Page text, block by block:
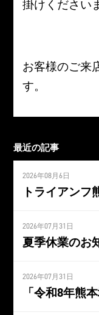
掛けください
お客様のご来
す。
最近の記事
2026年08月6日
トライアンフ
2026年07月31日
夏季休業のお
2026年07月31日
「令和8年熊